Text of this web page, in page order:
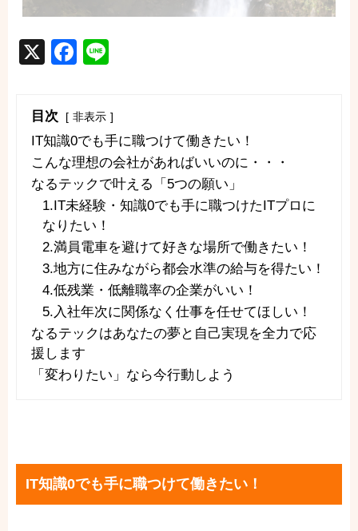
X Facebook
目次 非表示
IT知識0でも手に職つけて働きたい！
こんな理想の会社があればいいのに・・・
なるテックで叶える「5つの願い」
1.IT未経験・知識0でも手に職つけたITプロに
なりたい！
2.満員電車を避けて好きな場所で働きたい！
3.地方に住みながら都会水準の給与を得たい！
4.低残業・低離職率の企業がいい！
5.入社年次に関係なく仕事を任せてほしい！
なるテックはあなたの夢と自己実現を全力で応
援します
「変わりたい」なら今行動しよう
IT知識0でも手に職つけて働きたい！